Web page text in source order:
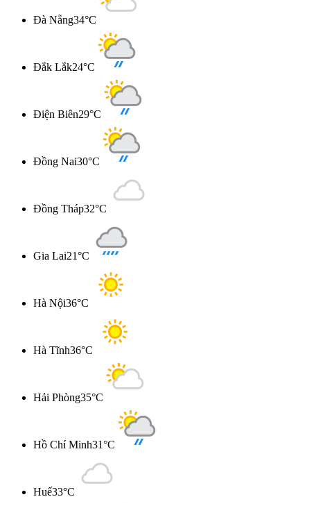
Đà Nẵng34°C
Đắk Lắk24°C
Điện Biên29°C
Đồng Nai30°C
Đồng Tháp32°C
Gia Lai21°C
Hà Nội36°C
Hà Tĩnh36°C
Hải Phòng35°C
Hồ Chí Minh31°C
Huế33°C